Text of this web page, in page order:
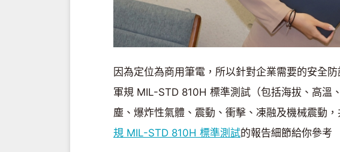
因為定位為商用筆電，所以針對企業需要的安全
軍規 MIL-STD 810H 標準測試（包括海拔、高溫
塵、爆炸性氣體、震動、衝擊、凍融及機械震動
規 MIL-STD 810H 標準測試的報告細節給你參考